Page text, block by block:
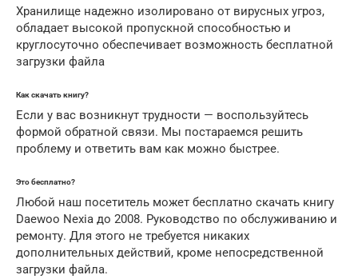
Хранилище надежно изолировано от вирусных угроз,
обладает высокой пропускной способностью и
круглосуточно обеспечивает возможность бесплатной
загрузки файла
Как скачать книгу?
Если у вас возникнут трудности — воспользуйтесь
формой обратной связи. Мы постараемся решить
проблему и ответить вам как можно быстрее.
Это бесплатно?
Любой наш посетитель может бесплатно скачать книгу
Daewoo Nexia до 2008. Руководство по обслуживанию и
ремонту. Для этого не требуется никаких
дополнительных действий, кроме непосредственной
загрузки файла.